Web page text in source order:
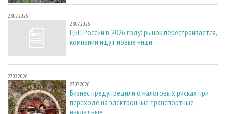
28.07.2026
28.07.2026
ЦБП России в 2026 году: рынок перестраивается,
компании ищут новые ниши
27.07.2026
27.07.2026
Бизнес предупредили о налоговых рисках при
переходе на электронные транспортные
накладные